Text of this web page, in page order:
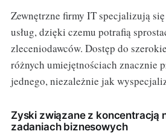
Zewnętrzne firmy IT specjalizują
usług, dzięki czemu potrafią
zleceniodawców. Dostęp do
różnych umiejętnościach znacznie
jednego, niezależnie jak
Zyski związane z koncentracją
zadaniach biznesowych